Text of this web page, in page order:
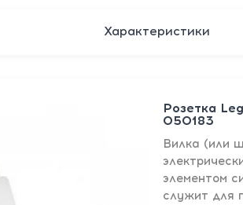
Характеристики
Розетка
050183
Вилка (или
элементом
служит для